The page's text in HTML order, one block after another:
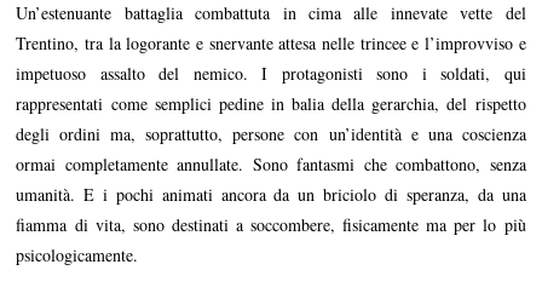
Un’estenuante battaglia combattuta in cima alle innevate vette del
Trentino, tra la logorante e snervante attesa nelle trincee e l’improvviso e
impetuoso assalto del nemico. I protagonisti sono i soldati, qui
rappresentati come semplici pedine in balia della gerarchia, del rispetto
degli ordini ma, soprattutto, persone con un’identità e una coscienza
ormai completamente annullate. Sono fantasmi che combattono, senza
umanità. E i pochi animati ancora da un briciolo di speranza, da una
fiamma di vita, sono destinati a soccombere, fisicamente ma per lo più
psicologicamente.